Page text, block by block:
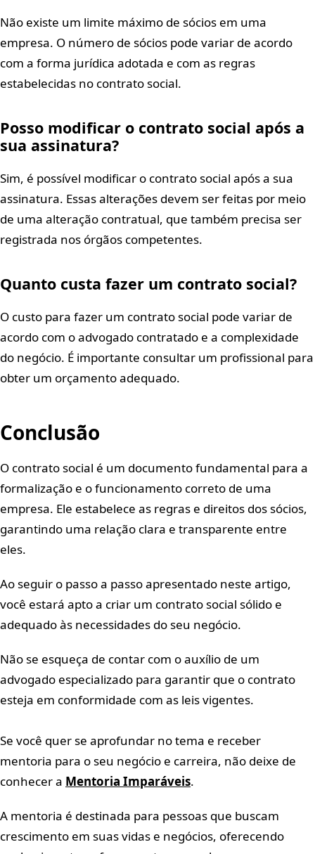
Não existe um limite máximo de sócios em uma
empresa. O número de sócios pode variar de acordo
com a forma jurídica adotada e com as regras
estabelecidas no contrato social.
Posso modificar o contrato social após a
sua assinatura?
Sim, é possível modificar o contrato social após a sua
assinatura. Essas alterações devem ser feitas por meio
de uma alteração contratual, que também precisa ser
registrada nos órgãos competentes.
Quanto custa fazer um contrato social?
O custo para fazer um contrato social pode variar de
acordo com o advogado contratado e a complexidade
do negócio. É importante consultar um profissional para
obter um orçamento adequado.
Conclusão
O contrato social é um documento fundamental para a
formalização e o funcionamento correto de uma
empresa. Ele estabelece as regras e direitos dos sócios,
garantindo uma relação clara e transparente entre
eles.
Ao seguir o passo a passo apresentado neste artigo,
você estará apto a criar um contrato social sólido e
adequado às necessidades do seu negócio.
Não se esqueça de contar com o auxílio de um
advogado especializado para garantir que o contrato
esteja em conformidade com as leis vigentes.
Se você quer se aprofundar no tema e receber
mentoria para o seu negócio e carreira, não deixe de
conhecer a Mentoria Imparáveis.
A mentoria é destinada para pessoas que buscam
crescimento em suas vidas e negócios, oferecendo